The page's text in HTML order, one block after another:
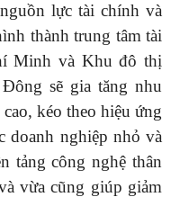
lực tài chính và
thành trung tâm tài
Minh và Khu đô thị
sẽ gia tăng nhu
kéo theo hiệu ứng
doanh nghiệp nhỏ và
tảng công nghệ thân
vừa cũng giúp giảm